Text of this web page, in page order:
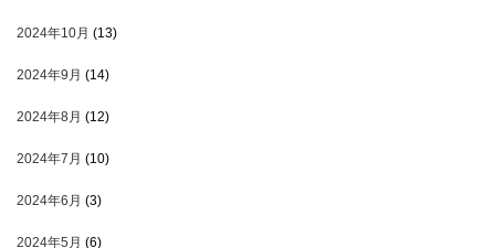
2024年10月 (13)
2024年9月 (14)
2024年8月 (12)
2024年7月 (10)
2024年6月 (3)
2024年5月 (6)